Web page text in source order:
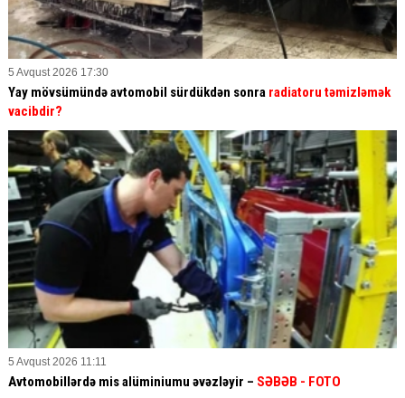
5 Avqust 2026 17:30
Yay mövsümündə avtomobil sürdükdən sonra radiatoru təmizləmək
vacibdir?
5 Avqust 2026 11:11
Avtomobillərdə mis alüminiumu əvəzləyir – SƏBƏB - FOTO